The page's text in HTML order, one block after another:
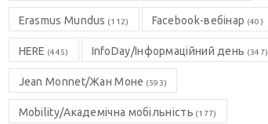
Erasmus Mundus (112) Facebook-вебінар (40)
HERE (445) InfoDay/Інформаційний день (347)
Jean Monnet/Жан Моне (593)
Mobility/Академічна мобільність (177)